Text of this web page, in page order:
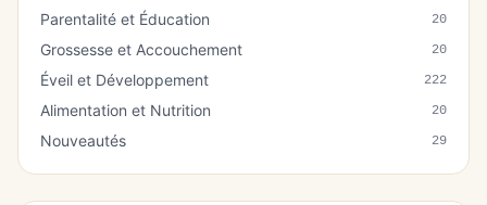
Parentalité et Éducation 20
Grossesse et Accouchement 20
Éveil et Développement 222
Alimentation et Nutrition 20
Nouveautés 29